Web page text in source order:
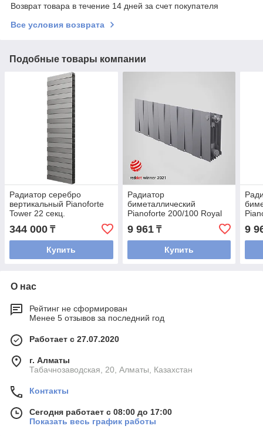
Возврат товара в течение 14 дней за счет покупателя
Все условия возврата
Подобные товары компании
Радиатор серебро
вертикальный Pianoforte
Tower 22 cекц.
биметаллический Royal
Thermo (РОССИЯ)
344 000 ₸
Купить
Радиатор
биметаллический
Pianoforte 200/100 Royal
Thermo cеребро
(РОССИЯ)
9 961₸
Купить
9
О нас
Рейтинг не сформирован
Менее 5 отзывов за последний год
Работает с 27.07.2020
г. Алматы
Табачнозаводская, 20, Алматы, Казахстан
Контакты
Сегодня работает с 08:00 до 17:00
Показать весь график работы